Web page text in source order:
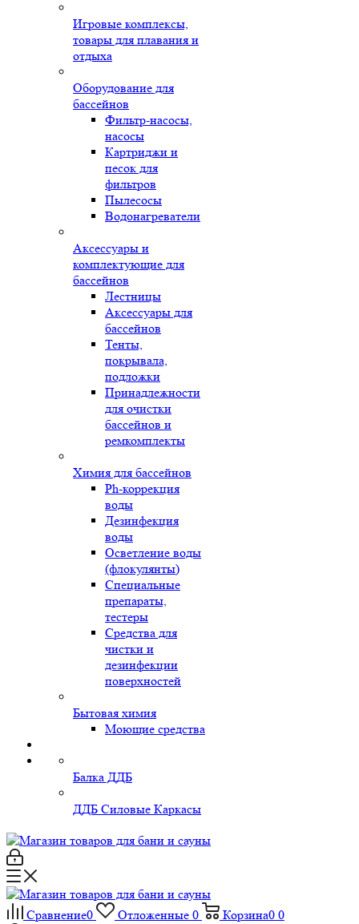
Игровые комплексы,
товары для плавания и
отдыха
Оборудование для
бассейнов
Фильтр-насосы,
насосы
Картриджи и
песок для
фильтров
Пылесосы
Водонагреватели
Аксессуары и
комплектующие для
бассейнов
Лестницы
Аксессуары для
бассейнов
Тенты,
покрывала,
подложки
Принадлежности
для очистки
бассейнов и
ремкомплекты
Химия для бассейнов
Ph-коррекция
воды
Дезинфекция
воды
Осветление воды
(флокулянты)
Специальные
препараты,
тестеры
Средства для
чистки и
дезинфекции
поверхностей
Бытовая химия
Моющие средства
Балка ДДБ
ДДБ Силовые Каркасы
Сравнение0 Отложенные 0 Корзина0 0